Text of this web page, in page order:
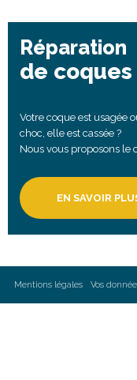
Réparation
de
Votre coque est usagée
choc, elle est cassée ?
Nous vous proposons le
EN SAVOIR
Mentions légales Vos